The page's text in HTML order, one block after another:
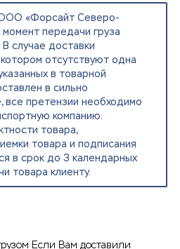
«Форсайт Северо-
передачи груза
случае доставки
отсутствуют одна
в товарной
в сильно
все претензии необходимо
компанию.
товара,
товара и подписания
в срок до 3 календарных
товара клиенту.
Если Вам доставили